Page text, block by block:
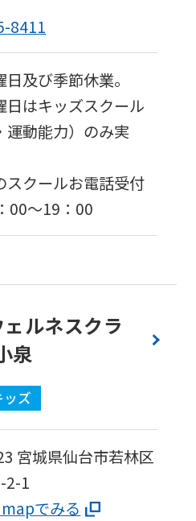
8411
及び季節休業。
日はキッズスクール
運動能力）のみ実
スクールお電話受付
00～19：00
ルネスクラ
泉
ッズ
宮城県仙台市若林区
2-1
でみる
official
is
automatically
translated
English.
Click
(start
automatic
to
return
to
the
top